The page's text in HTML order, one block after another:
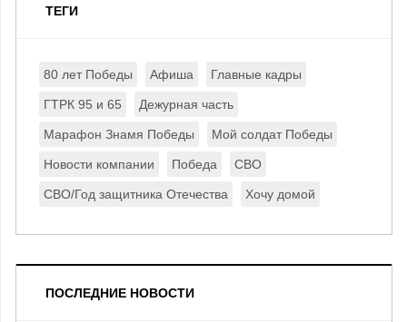
ТЕГИ
80 лет Победы Афиша Главные кадры
ГТРК 95 и 65 Дежурная часть
Марафон Знамя Победы Мой солдат Победы
Новости компании Победа СВО
СВО/Год защитника Отечества Хочу домой
ПОСЛЕДНИЕ НОВОСТИ